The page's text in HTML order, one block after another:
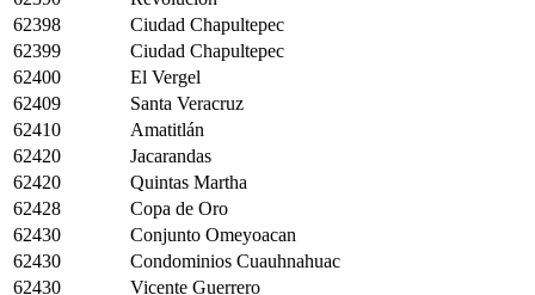
62398
Ciudad Chapultepec
62399
Ciudad Chapultepec
62400
El Vergel
62409
Santa Veracruz
62410
Amatitlán
62420
Jacarandas
62420
Quintas Martha
62428
Copa de Oro
62430
Conjunto Omeyoacan
62430
Condominios Cuauhnahuac
62430
Vicente Guerrero